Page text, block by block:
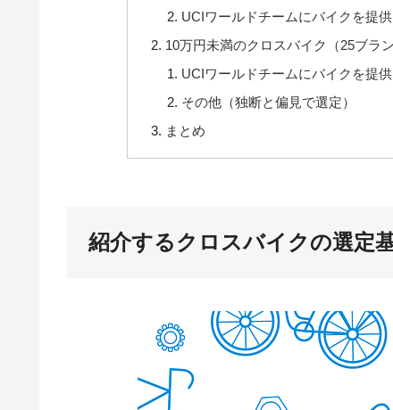
UCIワールドチームにバイクを提
10万円未満のクロスバイク（25ブラ
UCIワールドチームにバイクを提
その他（独断と偏見で選定）
まとめ
紹介するクロスバイクの選定